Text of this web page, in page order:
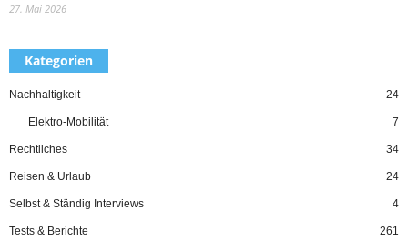
27. Mai 2026
Kategorien
Nachhaltigkeit 24
Elektro-Mobilität 7
Rechtliches 34
Reisen & Urlaub 24
Selbst & Ständig Interviews 4
Tests & Berichte 261